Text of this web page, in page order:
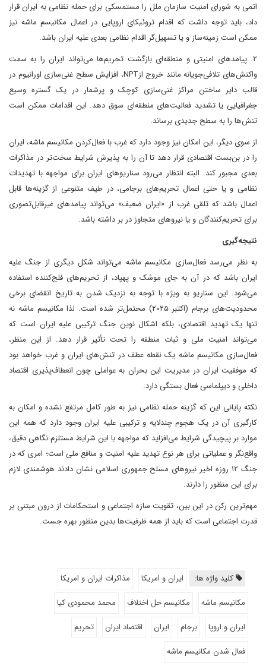
اتمی به شورای امنیت سازمان ملل را مستمسکی برای حمله نظامی به ایران قرار
داد، باید توجه داشت که اقدام تروئیکای اروپایی در اعمال مکانیسم ماشه نیز
ممکن است زمینه‌ساز و یا تسهیل‌گر اقدام نظامی بعدی علیه ایران باشد.
۲. پیامدهای امنیتی و منطقه‌ای بازگشت تحریم‌ها می‌تواند ایران را به سمت
واکنش‌های تلافی‌جویانه مانند خروج ازNPT، افزایش سطح غنی‌سازی اورانیوم در
قالب دایر ساختن مراکز غنی‌سازی کوچک و پرشمار در یک گستره وسیع
جغرافیایی یا تشدید فعالیت‌های منطقه‌ای سوق دهد. این اقدامات ممکن است
تنش‌ها را به سطح جدیدی برساند.
از سوی دیگر، این امکان نیز وجود دارد که غرب با فعال‌کردن مکانیسم ماشه، ایران
را در بن‌بست اقتصادی قرار دهد تا آن را به پذیرش شرایط سخت‌تر در مذاکرات
بعدی مجبور کند. البته انتظار می‌رود سناریوهای ایران برای مواجهه با تهدیدات
نظامی و یا حتی اعمال تحریم‌های برجامی، در طیف متنوعی از گزینه‌ها قابل
اعمال باشد که تلقی غرب از «ایران ضعیف» می‌تواند پیامدهای غیرقابل‌تصوری
برای تحریم‌کنندگان و یا نیروهای متجاوز در بر داشته باشد.
نتیجه‌گیری
به نظر می‌رسد فعال‌سازی مکانیسم ماشه می‌تواند شکل دیگری از جنگ علیه
ایران باشد که در آن به جای موشک و پهپاد، از تحریم‌های فلج‌کننده استفاده
می‌شود. این سناریو به ویژه با توجه به نزدیک شدن به تاریخ انقضای برخی
محدودیت‌های برجام (اکتبر ۲۰۲۵) محتمل‌تر شده است. لذا مکانیسم ماشه نه
تنها یک تهدید اقتصادی، بلکه اشکال نوین جنگ ترکیبی علیه ایران است که
می‌تواند امنیت ملی و ثبات منطقه را تحت تأثیر قرار دهد. از این منظر،
فعال‌سازی مکانیسم ماشه یک نقطه عطف در تنش‌های ایران و غرب خواهد بود
که موفقیت ایران در مدیریت این بحران به عواملی چون انعطاف‌پذیری اقتصاد
داخلی و دیپلماسی فعال بستگی دارد.
نکته پایانی این که گزینه حمله نظامی نیز به طور کامل مرتفع نشده و امکان به
کارگیری آن در یک هجوم چندلایه و ترکیبی علیه ایران وجود دارد که همه این
موارد بر پیچیدگی شرایط می‌افزاید که مواجهه با این شرایط مستلزم نگاهی دقیق،
واقع‌نگر و عملیاتی برای هر نوع تهدید علیه امنیت و منافع ملی است؛ امری که در
جنگ ۱۲ روزه اخیر نیروهای مسلح جمهوری اسلامی نشان دادند هوشمندی لازم
برای این منظور را دارند.
مهم‌ترین رکن در این بین، تقویت سازه اجتماعی و استحکامات از درون مبتنی بر
قدرت اجتماعی است که باید از همه ظرفیت‌ها بدین منظور بهره جست.
کلید واژه ها: ایران و امریکا
مذاکرات ایران و امریکا
مکانیسم ماشه
مکانیسم حل اختلاف
محمد محمودی کیا
ایران و اروپا
برجام ایران اقتصاد ایران
تحریم
فعال شدن مکانیسم ماشه